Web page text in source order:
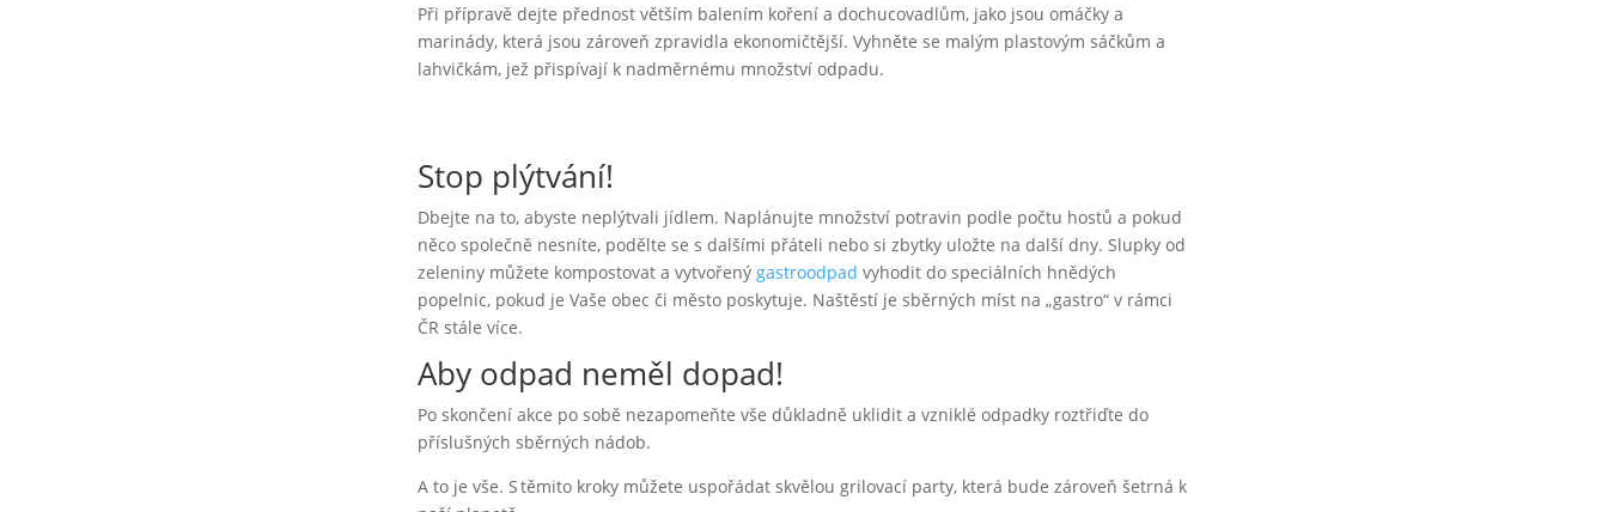
Při přípravě dejte přednost větším balením koření a dochucovadlům, jako jsou omáčky a
marinády, která jsou zároveň zpravidla ekonomičtější. Vyhněte se malým plastovým sáčkům a
lahvičkám, jež přispívají k nadměrnému množství odpadu.
Stop plýtvání!
Dbejte na to, abyste neplýtvali jídlem. Naplánujte množství potravin podle počtu hostů a pokud
něco společně nesníte, podělte se s dalšími přáteli nebo si zbytky uložte na další dny. Slupky od
zeleniny můžete kompostovat a vytvořenýgastroodpadvyhodit do speciálních hnědých
popelnic, pokud je Vaše obec či město poskytuje. Naštěstí je sběrných míst na „gastro“ v rámci
ČR stále více.
Aby odpad neměl dopad!
Po skončení akce po sobě nezapomeňte vše důkladně uklidit a vzniklé odpadky roztřiďte do
příslušných sběrných nádob.
A to je vše. S těmito kroky můžete uspořádat skvělou grilovací party, která bude zároveň šetrná k